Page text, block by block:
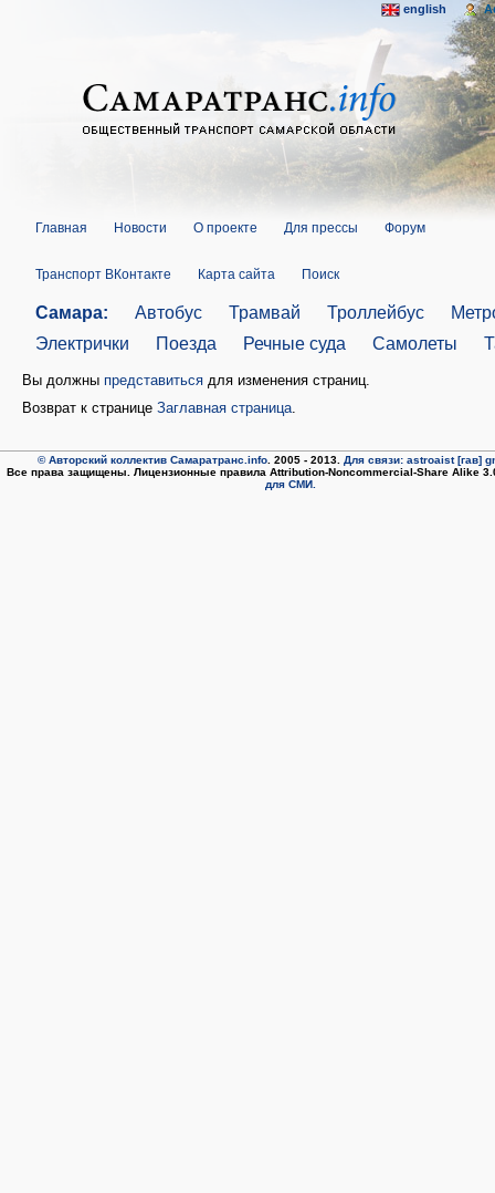
Главная Новости О проекте Для прессы Форум
Транспорт ВКонтакте Карта сайта Поиск
Самара: Автобус Трамвай Троллейбус
Электрички
Поезда Речные суда Самолеты
Вы должны представиться для изменения страниц.
Возврат к странице Заглавная страница.
english
© Авторский коллектив Самаратранс.info. 2005 - 2013. Для связи: astroaist [гав]
Все права защищены. Лицензионные правила Attribution-Noncommercial-Share Alike
для СМИ.